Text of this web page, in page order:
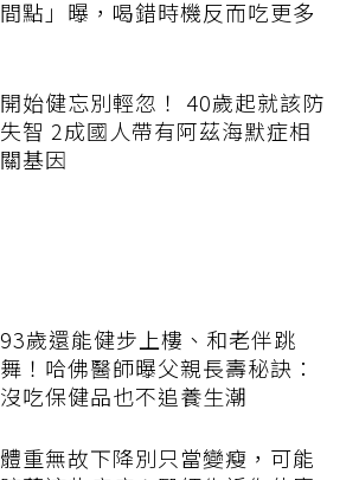
間點」曝，喝錯時機反而吃更多
開始健忘別輕忽！ 40歲起就該防
失智 2成國人帶有阿茲海默症相
關基因
93歲還能健步上樓、和老伴跳
舞！哈佛醫師曝父親長壽秘訣：
沒吃保健品也不追養生潮
體重無故下降別只當變瘦，可能